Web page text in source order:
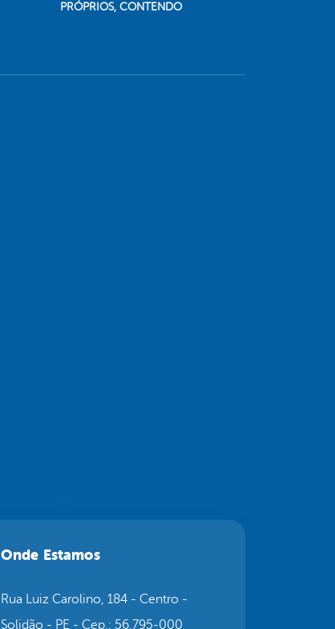
PRÓPRIOS, CONTENDO
Onde Estamos
Rua Luiz Carolino, 184 - Centro -
Solidão - PE - Cep.: 56.795-000